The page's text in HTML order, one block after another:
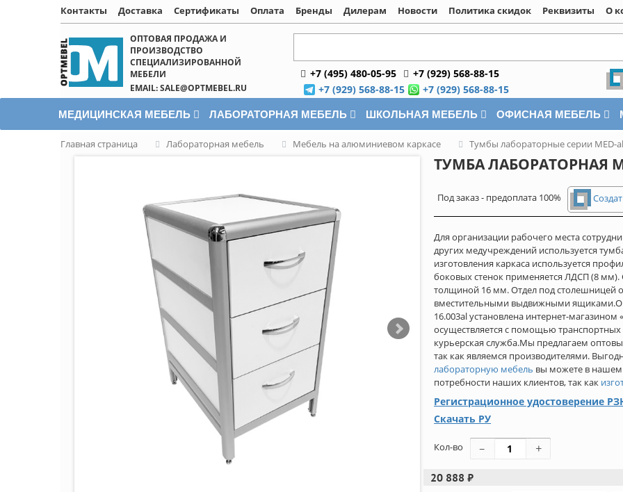
Контакты Доставка Сертификаты Оплата Бренды Дилерам Новости Политика скидок Реквизиты
О
Написать онлайнОПТОВАЯ ПРОДАЖА И
ПРОИЗВОДСТВО
СПЕЦИАЛИЗИРОВАННОЙ
МЕБЕЛИ
EMAIL: SALE@OPTMEBEL.RU
+7 (495) 480-05-95
+7 (929) 568-88-15
+7 (929) 568-88-15
+7 (929) 568-88-15
МЕДИЦИНСКАЯ МЕБЕЛЬ ЛАБОРАТОРНАЯ МЕБЕЛЬ ШКОЛЬНАЯ МЕБЕЛЬ ОФИСНАЯ МЕБЕЛЬ
Главная страница Лабораторная мебель Мебель на алюминиевом каркасе Тумбы лабораторные серии MED-al
ТУМБА ЛАБОРАТОРНАЯ
Под заказ - предоплата 100%
Для организации рабочего места
других медучреждений используется
изготовления каркаса используется
боковых стенок применяется ЛДСП (8
толщиной 16 мм. Отдел под столешницей
вместительными выдвижными
16.003al установлена интернет-
осуществляется с помощью
курьерская служба.Мы предлагаем
так как являемся производителями.
лабораторную мебель вы можете в
потребности наших клиентов, так как
Регистрационное удостоверение
Скачать РУ
Кол-во
20 888 ₽